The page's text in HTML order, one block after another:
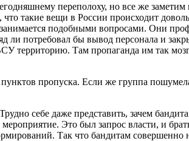
переполоху, но все же заметим
такие вещи в России происходит
подобными вопросами. Они
ли потребовал бы вывод персонала и
территорию. Там пропаганда им так
пропуска. Если же группа
себе даже представить, зачем
Это был запрос власти, и
Так что бандитам совершенно